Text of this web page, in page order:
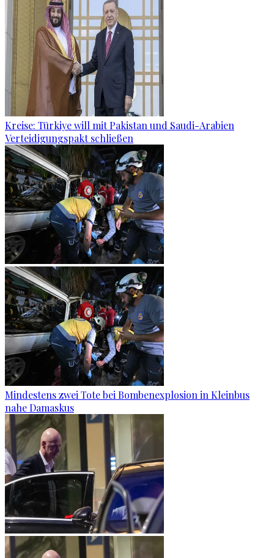
Kreise: Türkiye will mit Pakistan und Saudi-Arabien
Verteidigungspakt schließen
Mindestens zwei Tote bei Bombenexplosion in Kleinbus
nahe Damaskus